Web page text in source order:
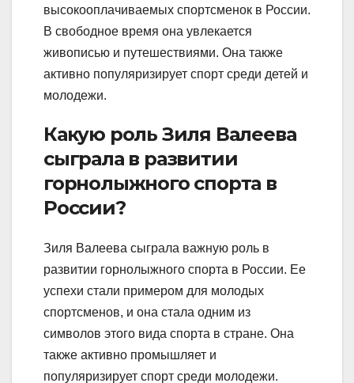
высокооплачиваемых спортсменок в России.
В свободное время она увлекается
живописью и путешествиями. Она также
активно популяризирует спорт среди детей и
молодежи.
Какую роль Зиля Валеева
сыграла в развитии
горнолыжного спорта в
России?
Зиля Валеева сыграла важную роль в
развитии горнолыжного спорта в России. Ее
успехи стали примером для молодых
спортсменов, и она стала одним из
символов этого вида спорта в стране. Она
также активно промышляет и
популяризирует спорт среди молодежи.